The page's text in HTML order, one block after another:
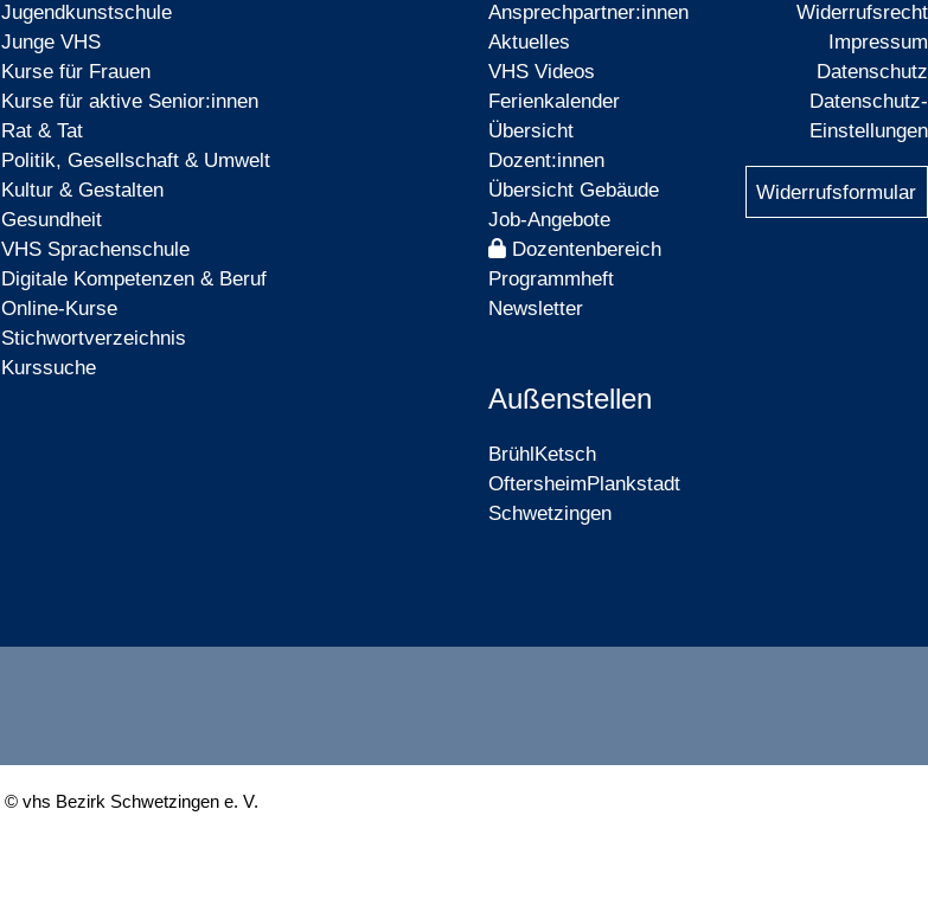
Jugendkunstschule
Junge VHS
Kurse für Frauen
Kurse für aktive Senior:innen
Rat & Tat
Politik, Gesellschaft & Umwelt
Kultur & Gestalten
Gesundheit
VHS Sprachenschule
Digitale Kompetenzen & Beruf
Online-Kurse
Stichwortverzeichnis
Kurssuche
Ansprechpartner:innen
Aktuelles
VHS Videos
Ferienkalender
Übersicht
Dozent:innen
Übersicht Gebäude
Job-Angebote
Dozentenbereich
Programmheft
Newsletter
Außenstellen
BrühlKetsch
OftersheimPlankstadt
Schwetzingen
Widerrufsrecht
Impressum
Datenschutz
Datenschutz-
Einstellungen
Widerrufsformular
© vhs Bezirk Schwetzingen e. V.